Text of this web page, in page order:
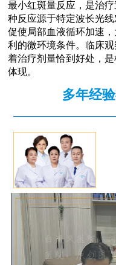
最小红斑量反应，是治
种反应源于特定波长光
促使局部血液循环加速
利的微环境条件。临床
着治疗剂量恰到好处，
体现。
多年经